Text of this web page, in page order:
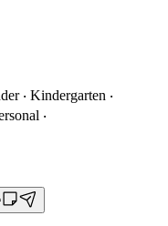
‧ Kindergarten ‧
‧